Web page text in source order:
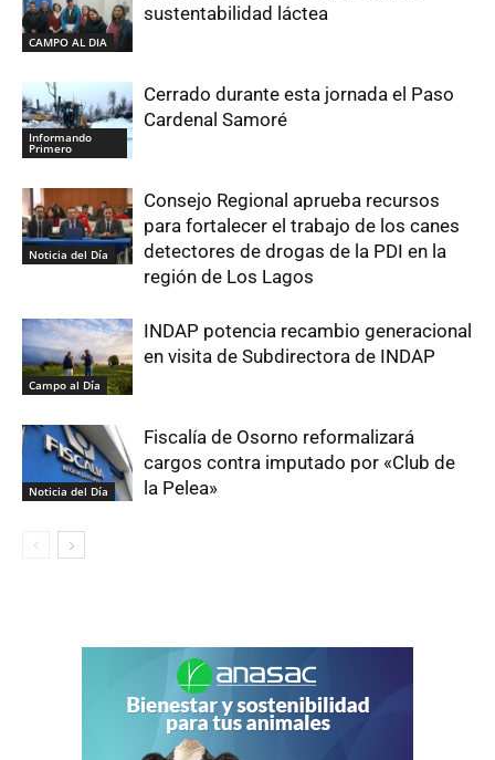
CAMPO AL DIA
sustentabilidad láctea
Informando
Primero
Cerrado durante esta jornada el Paso
Cardenal Samoré
Noticia del Día
Consejo Regional aprueba recursos
para fortalecer el trabajo de los canes
detectores de drogas de la PDI en la
región de Los Lagos
Campo al Día
INDAP potencia recambio generacional
en visita de Subdirectora de INDAP
Noticia del Día
Fiscalía de Osorno reformalizará
cargos contra imputado por «Club de
la Pelea»